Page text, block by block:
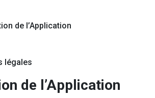
de l’Application
légales
de l’Application